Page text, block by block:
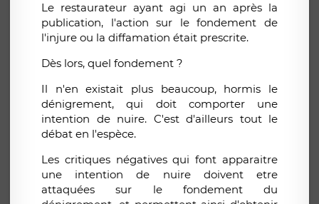
Le restaurateur ayant agi un an après la
publication, l'action sur le fondement de
l'injure ou la diffamation était prescrite.
Dès lors, quel fondement ?
Il n'en existait plus beaucoup, hormis le
dénigrement, qui doit comporter une
intention de nuire. C'est d'ailleurs tout le
débat en l'espèce.
Les critiques négatives qui font apparaitre
une intention de nuire doivent etre
attaquées sur le fondement du